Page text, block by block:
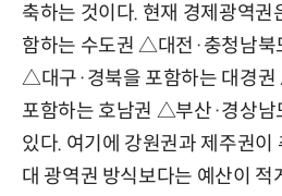
축하는 것이다. 현재 경제광역
함하는 수도권 △대전·충청남북
△대구·경북을 포함하는 대경
포함하는 호남권 △부산·경상남
있다. 여기에 강원권과 제주권
대 광역권 방식보다는 예산이 적